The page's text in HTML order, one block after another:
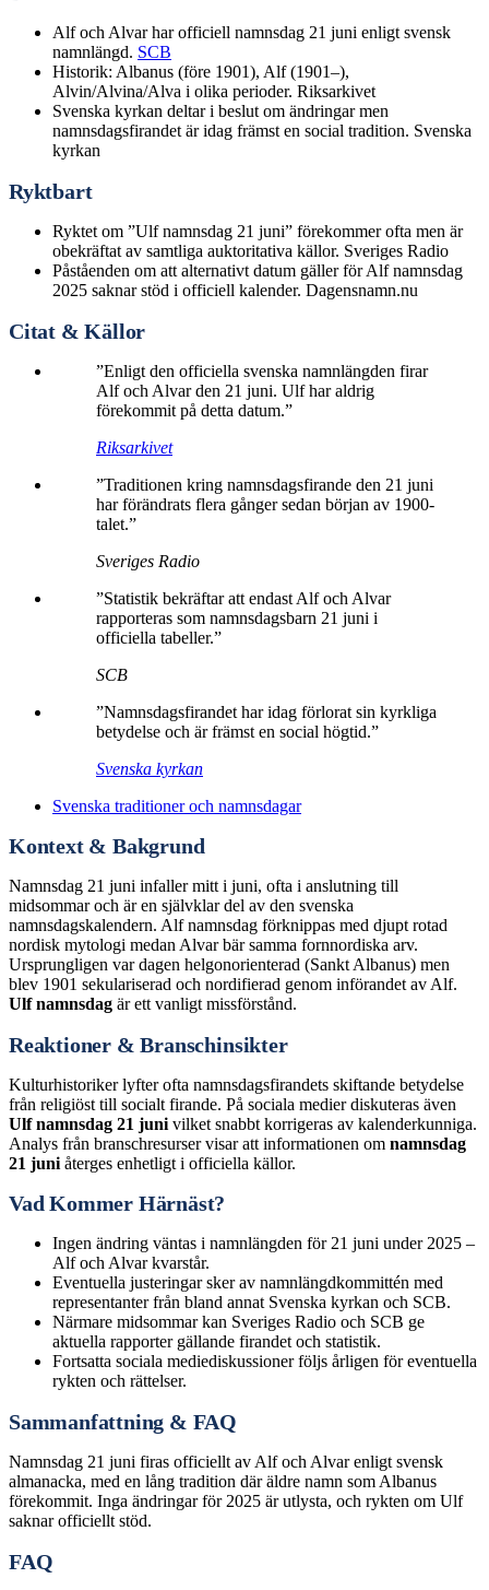
Alf och Alvar har officiell namnsdag 21 juni enligt svensk
namnlängd. SCB
Historik: Albanus (före 1901), Alf (1901–),
Alvin/Alvina/Alva i olika perioder. Riksarkivet
Svenska kyrkan deltar i beslut om ändringar men
namnsdagsfirandet är idag främst en social tradition. Svenska
kyrkan
Ryktbart
Ryktet om ”Ulf namnsdag 21 juni” förekommer ofta men är
obekräftat av samtliga auktoritativa källor. Sveriges Radio
Påståenden om att alternativt datum gäller för Alf namnsdag
2025 saknar stöd i officiell kalender. Dagensnamn.nu
Citat & Källor
”Enligt den officiella svenska namnlängden firar
Alf och Alvar den 21 juni. Ulf har aldrig
förekommit på detta datum.”
Riksarkivet
”Traditionen kring namnsdagsfirande den 21 juni
har förändrats flera gånger sedan början av 1900-
talet.”
Sveriges Radio
”Statistik bekräftar att endast Alf och Alvar
rapporteras som namnsdagsbarn 21 juni i
officiella tabeller.”
SCB
”Namnsdagsfirandet har idag förlorat sin kyrkliga
betydelse och är främst en social högtid.”
Svenska kyrkan
Svenska traditioner och namnsdagar
Kontext & Bakgrund
Namnsdag 21 juni infaller mitt i juni, ofta i anslutning till
midsommar och är en självklar del av den svenska
namnsdagskalendern. Alf namnsdag förknippas med djupt rotad
nordisk mytologi medan Alvar bär samma fornnordiska arv.
Ursprungligen var dagen helgonorienterad (Sankt Albanus) men
blev 1901 sekulariserad och nordifierad genom införandet av Alf.
Ulf namnsdag är ett vanligt missförstånd.
Reaktioner & Branschinsikter
Kulturhistoriker lyfter ofta namnsdagsfirandets skiftande betydelse
från religiöst till socialt firande. På sociala medier diskuteras även
Ulf namnsdag 21 juni vilket snabbt korrigeras av kalenderkunniga.
Analys från branschresurser visar att informationen om namnsdag
21 juni återges enhetligt i officiella källor.
Vad Kommer Härnäst?
Ingen ändring väntas i namnlängden för 21 juni under 2025 –
Alf och Alvar kvarstår.
Eventuella justeringar sker av namnlängdkommittén med
representanter från bland annat Svenska kyrkan och SCB.
Närmare midsommar kan Sveriges Radio och SCB ge
aktuella rapporter gällande firandet och statistik.
Fortsatta sociala mediediskussioner följs årligen för eventuella
rykten och rättelser.
Sammanfattning & FAQ
Namnsdag 21 juni firas officiellt av Alf och Alvar enligt svensk
almanacka, med en lång tradition där äldre namn som Albanus
förekommit. Inga ändringar för 2025 är utlysta, och rykten om Ulf
saknar officiellt stöd.
FAQ